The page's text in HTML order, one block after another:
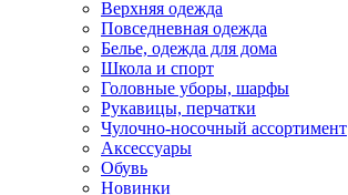
Верхняя одежда
Повседневная одежда
Белье, одежда для дома
Школа и спорт
Головные уборы, шарфы
Рукавицы, перчатки
Чулочно-носочный ассортимент
Аксессуары
Обувь
Новинки